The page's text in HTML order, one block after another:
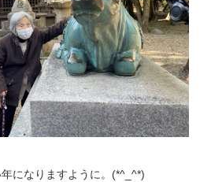
になりますように。(*^_^*)